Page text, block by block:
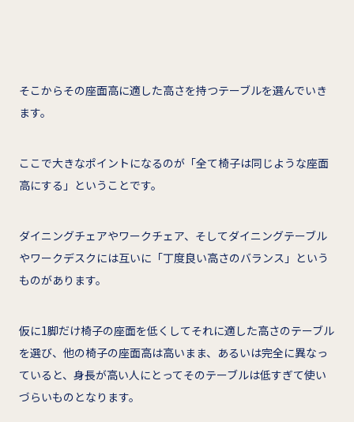
そこからその座面高に適した高さを持つテーブルを選んでいき
ます。
ここで大きなポイントになるのが「全て椅子は同じような座面
高にする」ということです。
ダイニングチェアやワークチェア、そしてダイニングテーブル
やワークデスクには互いに「丁度良い高さのバランス」という
ものがあります。
仮に1脚だけ椅子の座面を低くしてそれに適した高さのテーブル
を選び、他の椅子の座面高は高いまま、あるいは完全に異なっ
ていると、身長が高い人にとってそのテーブルは低すぎて使い
づらいものとなります。